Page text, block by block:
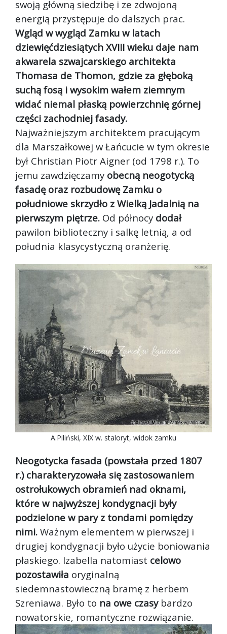
swoją główną siedzibę i ze zdwojoną
energią przystępuje do dalszych prac.
Wgląd w wygląd Zamku w latach
dziewięćdziesiątych XVIII wieku daje nam
akwarela szwajcarskiego architekta
Thomasa de Thomon, gdzie za głęboką
suchą fosą i wysokim wałem ziemnym
widać niemal płaską powierzchnię górnej
części zachodniej fasady.
Najważniejszym architektem pracującym
dla Marszałkowej w Łańcucie w tym okresie
był Christian Piotr Aigner (od 1798 r.). To
jemu zawdzięczamy obecną neogotycką
fasadę oraz rozbudowę Zamku o
południowe skrzydło z Wielką Jadalnią na
pierwszym piętrze. Od północy dodał
pawilon biblioteczny i salkę letnią, a od
południa klasycystyczną oranżerię.
A.Piliński, XIX w. staloryt, widok zamku
Neogotycka fasada (powstała przed 1807
r.) charakteryzowała się zastosowaniem
ostrołukowych obramień nad oknami,
które w najwyższej kondygnacji były
podzielone w pary z tondami pomiędzy
nimi. Ważnym elementem w pierwszej i
drugiej kondygnacji było użycie boniowania
płaskiego. Izabella natomiast celowo
pozostawiła oryginalną
siedemnastowieczną bramę z herbem
Szreniawa. Było to na owe czasybardzo
nowatorskie, romantyczne rozwiązanie.